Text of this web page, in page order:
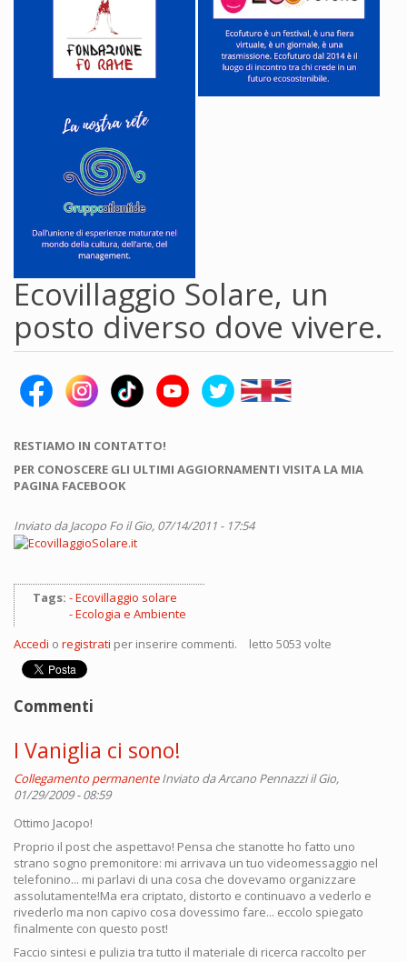
Ecovillaggio Solare, un
posto diverso dove vivere.
RESTIAMO IN CONTATTO!
PER CONOSCERE GLI ULTIMI AGGIORNAMENTI VISITA LA MIA
PAGINA FACEBOOK
Inviato daJacopo Fo il Gio, 07/14/2011 - 17:54
Tags:
Ecovillaggio solare
Ecologia e Ambiente
Accedi o registrati per inserire commenti. letto 5053 volte
Commenti
I Vaniglia ci sono!
Collegamento permanente Inviato daArcano Pennazziil Gio,
01/29/2009 - 08:59
Ottimo Jacopo!
Proprio il post che aspettavo! Pensa che stanotte ho fatto uno
strano sogno premonitore: mi arrivava un tuo videomessaggio nel
telefonino... mi parlavi di una cosa che dovevamo organizzare
assolutamente!Ma era criptato, distorto e continuavo a vederlo e
rivederlo ma non capivo cosa dovessimo fare... eccolo spiegato
finalmente con questo post!
Faccio sintesi e pulizia tra tutto il materiale di ricerca raccolto per